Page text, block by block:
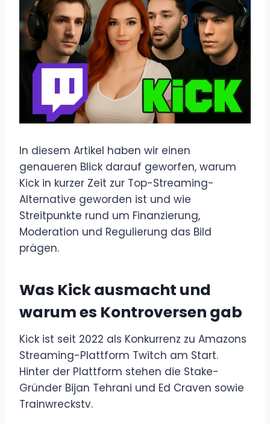
In diesem Artikel haben wir einen
genaueren Blick darauf geworfen, warum
Kick in kurzer Zeit zur Top-Streaming-
Alternative geworden ist und wie
Streitpunkte rund um Finanzierung,
Moderation und Regulierung das Bild
prägen.
Was Kick ausmacht und
warum es Kontroversen gab
Kick ist seit 2022 als Konkurrenz zu Amazons
Streaming-Plattform Twitch am Start.
Hinter der Plattform stehen die Stake-
Gründer Bijan Tehrani und Ed Craven sowie
Trainwreckstv.